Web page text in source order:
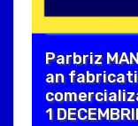
Parbriz
an
1